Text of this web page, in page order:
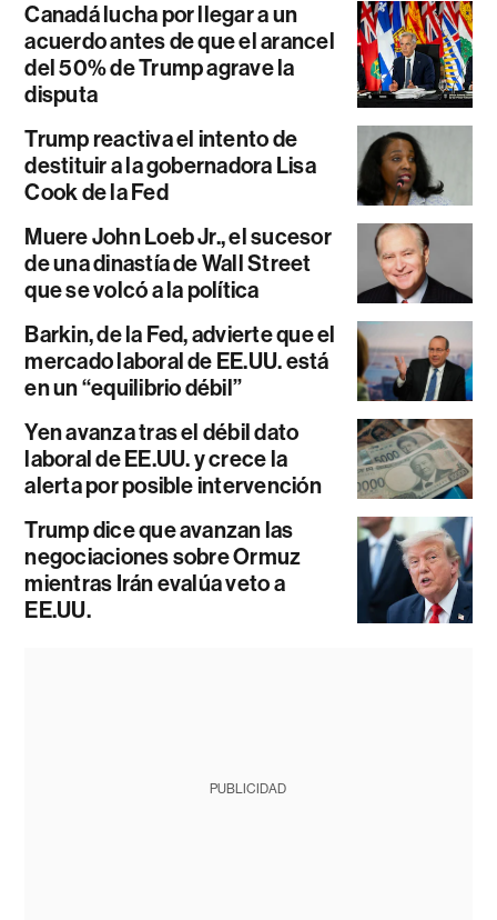
Canadá lucha por llegar a un
acuerdo antes de que el arancel
del 50% de Trump agrave la
disputa
Trump reactiva el intento de
destituir a la gobernadora Lisa
Cook de la Fed
Muere John Loeb Jr., el sucesor
de una dinastía de Wall Street
que se volcó a la política
Barkin, de la Fed, advierte que el
mercado laboral de EE.UU. está
en un “equilibrio débil”
Yen avanza tras el débil dato
laboral de EE.UU. y crece la
alerta por posible intervención
Trump dice que avanzan las
negociaciones sobre Ormuz
mientras Irán evalúa veto a
EE.UU.
PUBLICIDAD